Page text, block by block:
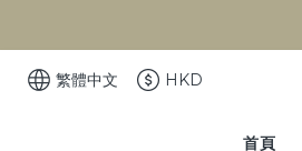
繁體中文 HKD
首頁